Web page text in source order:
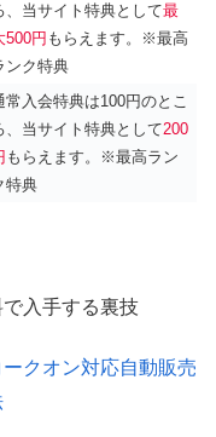
、当サイト特典として最
500円 もらえます。※最高
ンク特典
常入会特典は100円のとこ
、当サイト特典として200
もらえます。※最高ラン
特典
入手する裏技
クオン対応自動販売